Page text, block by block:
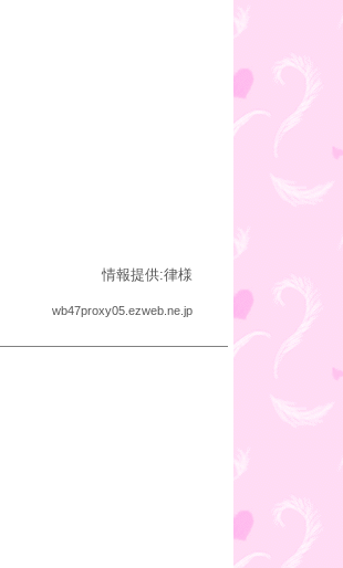
情報提供:律様
wb47proxy05.ezweb.ne.jp